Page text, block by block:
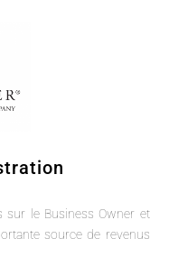
sur le Business Owner et
source de revenus